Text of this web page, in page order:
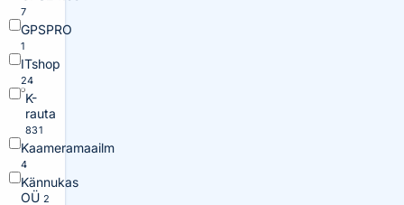
7
GPSPRO
1
ITshop
24
K-
rauta
831
Kaameramaailm
4
Kännukas
OÜ 2